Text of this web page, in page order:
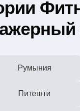
Румыния
Питешти